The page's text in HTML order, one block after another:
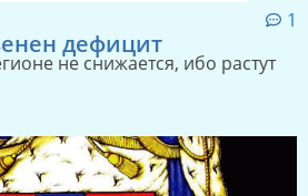
1
дефицит
не снижается, ибо растут